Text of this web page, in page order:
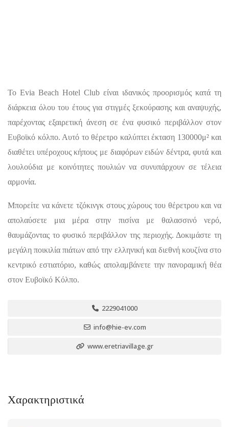
Το Evia Beach Hotel Club είναι ιδανικός προορισμός κατά τη
διάρκεια όλου του έτους για στιγμές ξεκούρασης και αναψυχής,
παρέχοντας εξαιρετική άνεση σε ένα φυσικό περιβάλλον στον
Ευβοϊκό κόλπο. Αυτό το θέρετρο καλύπτει έκταση 130000μ² και
διαθέτει υπέροχους κήπους με διαφόρων ειδών δέντρα, φυτά και
λουλούδια με κοινότητες πουλιών να συνυπάρχουν σε τέλεια
αρμονία.
Μπορείτε να κάνετε τζόκινγκ στους χώρους του θέρετρου και να
απολαύσετε μια μέρα στην πισίνα με θαλασσινό νερό,
θαυμάζοντας το φυσικό περιβάλλον της περιοχής. Δοκιμάστε τη
μεγάλη ποικιλία πιάτων από την ελληνική και διεθνή κουζίνα στο
κεντρικό εστιατόριο, καθώς απολαμβάνετε την πανοραμική θέα
στον Ευβοϊκό Κόλπο.
2229041000
info@hie-ev.com
www.eretriavillage.gr
Χαρακτηριστικά